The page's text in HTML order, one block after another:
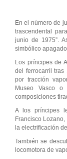
En el número de
trascendental
junio de 1975”.
simbólico
Los príncipes de
del ferrocarril tras
por tracción
Museo Vasco
composiciones
A los príncipes
Francisco
la electrificación
También se
locomotora de